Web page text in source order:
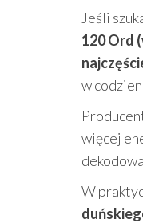
Jeśli
120 Ord
w
więcej
W